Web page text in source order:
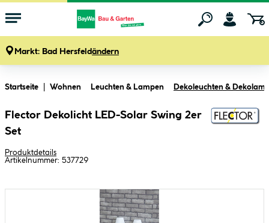
Markt: Bad Hersfeldändern
Startseite Wohnen Leuchten & Lampen Dekoleuchten &
Flector Dekolicht LED-Solar Swing 2er
Set
Produktdetails
Artikelnummer: 537729
Bildergalerie überspringen